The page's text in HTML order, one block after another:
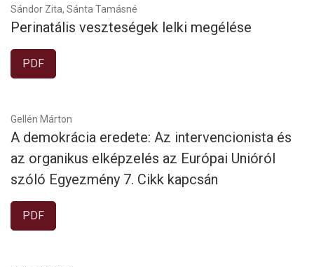
Sándor Zita, Sánta Tamásné
Perinatális veszteségek lelki megélése
PDF
Gellén Márton
A demokrácia eredete: Az intervencionista és
az organikus elképzelés az Európai Unióról
szóló Egyezmény 7. Cikk kapcsán
PDF